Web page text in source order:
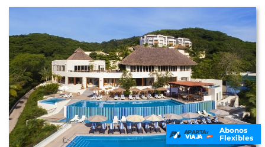
Abonos
Flexibles